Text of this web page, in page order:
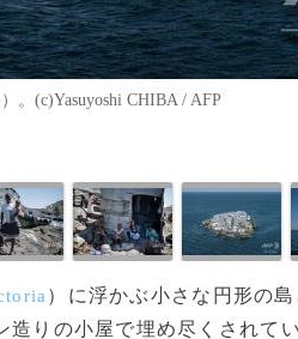
。(c)Yasuyoshi CHIBA / AFP
）に浮かぶ小さな円形の
造りの小屋で埋め尽くされて